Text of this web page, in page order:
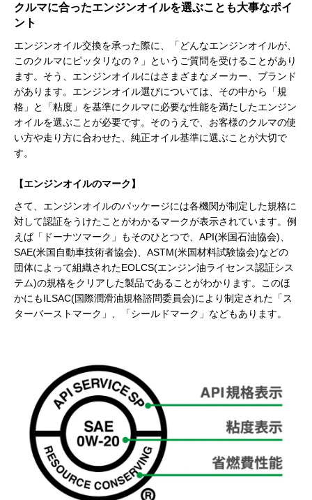
クルマに合ったエンジンオイルを選ぶことも大事なポイ
ント
エンジンオイル交換を承った際に、「どんなエンジンオイルが、
このクルマにピッタリなの？」というご質問を受けることがあり
ます。そう、エンジンオイルにはさまざまなメーカー、ブランド
があります。エンジンオイル選びについては、その中から「規
格」と「粘度」を基準にクルマに必要な性能を満たしたエンジン
オイルを選ぶことが必要です。そのうえで、お客様のクルマの使
い方や走り方に合わせた、純正オイル基準に選ぶことが大切で
す。
【エンジンオイルのマーク】
さて、エンジンオイルのパッケージには各機関が制定した規格に
対して認証をうけたことがわかるマークが表示されています。例
えば「ドーナツマーク」もそのひとつで、API(米国石油協会)、
SAE(米国自動車技術者協会)、ASTM(米国材料試験協会)などの
団体によって組織されたEOLCS(エンジン油ライセンス認証シス
テム)の規格をクリアした製品であることがわかります。このほ
かにもILSAC(国際潤滑油規格諮問委員会)により制定された「ス
ターバーストマーク」、「シールドマーク」などもあります。